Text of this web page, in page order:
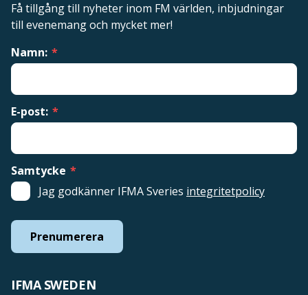
Få tillgång till nyheter inom FM världen, inbjudningar
till evenemang och mycket mer!
Namn: *
E-post: *
Samtycke *
Jag godkänner IFMA Sveries integritetpolicy
Prenumerera
IFMA SWEDEN